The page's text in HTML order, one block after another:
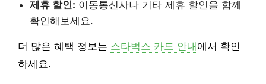
제휴 할인: 이동통신사나 기타 제휴 할인을 함께
확인해보세요.
더 많은 혜택 정보는 스타벅스 카드 안내 에서 확인
하세요.